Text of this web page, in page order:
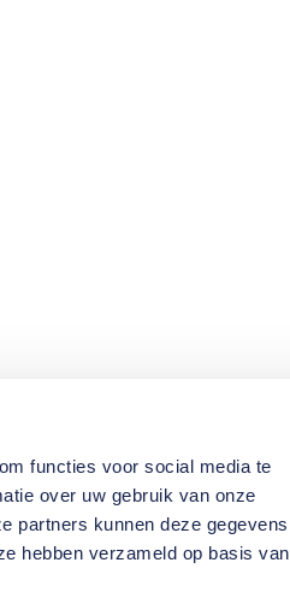
functies voor social media te
over uw gebruik van onze
partners kunnen deze gegevens
hebben verzameld op basis van